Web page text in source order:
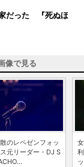
だった 『死ぬほ
像で見る
のレペゼンフォッ
元リーダー・DJ S